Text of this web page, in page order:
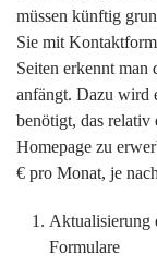
müssen künftig
Sie mit
Seiten erkennt man
anfängt. Dazu wird
benötigt, das
Homepage zu
€ pro Monat, je
Aktualisierung
Formulare